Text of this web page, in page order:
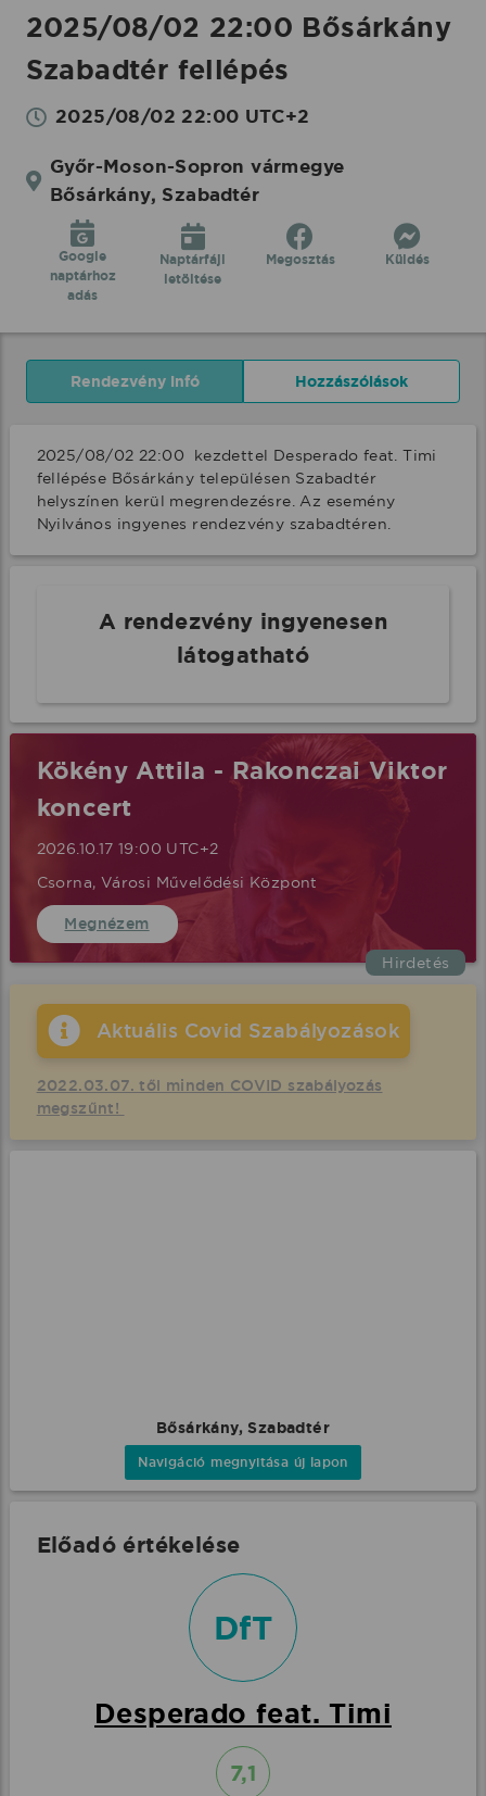
2025/08/02 22:00 Bősárkány
Szabadtér fellépés
2025/08/02 22:00 UTC+2
Győr-Moson-Sopron vármegye
Bősárkány, Szabadtér
Google
naptárhoz
adás
Naptárfájl
letöltése
Megosztás Küldés
Rendezvény infó Hozzászólások
2025/08/02 22:00  kezdettel Desperado feat. Timi
fellépése Bősárkány településen Szabadtér
helyszínen kerül megrendezésre. Az esemény
Nyilvános ingyenes rendezvény szabadtéren.
A rendezvény ingyenesen
látogatható
Hirdetés
Kökény Attila - Rakonczai Viktor
koncert
2026.10.17 19:00 UTC+2
Csorna, Városi Művelődési Központ
Megnézem
Aktuális Covid Szabályozások
2022.03.07. től minden COVID szabályozás
megszűnt!
Bősárkány, Szabadtér
Navigáció megnyitása új lapon
Előadó értékelése
DfT
Desperado feat. Timi
7,1